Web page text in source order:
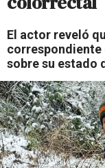
El actor reveló
sobre su estado